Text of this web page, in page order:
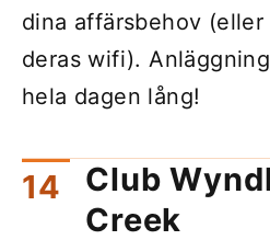
dina affärsbehov (eller
deras wifi).
hela dagen lång!
Club
Creek